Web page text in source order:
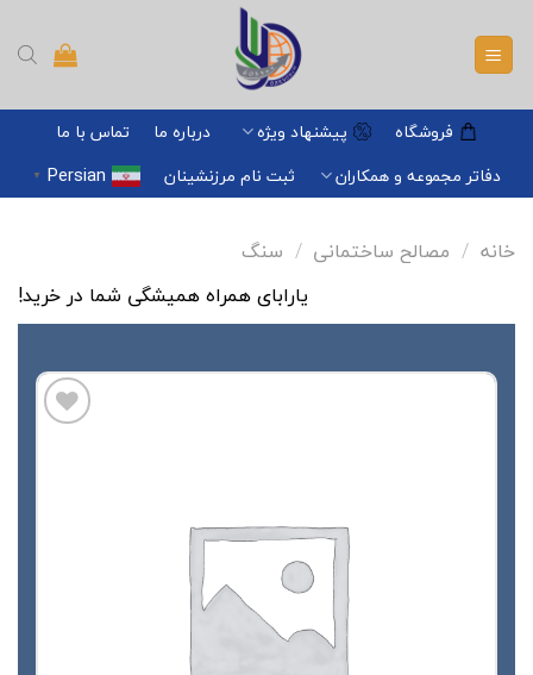
content
فروشگاه پیشنهاد ویژه درباره ما
تماس با ما
دفاتر مجموعه و همکاران
ثبت نام مرزنشینان Persian
▼
خانه / مصالح ساختمانی / سنگ
یارابای همراه همیشگی شما در خرید!